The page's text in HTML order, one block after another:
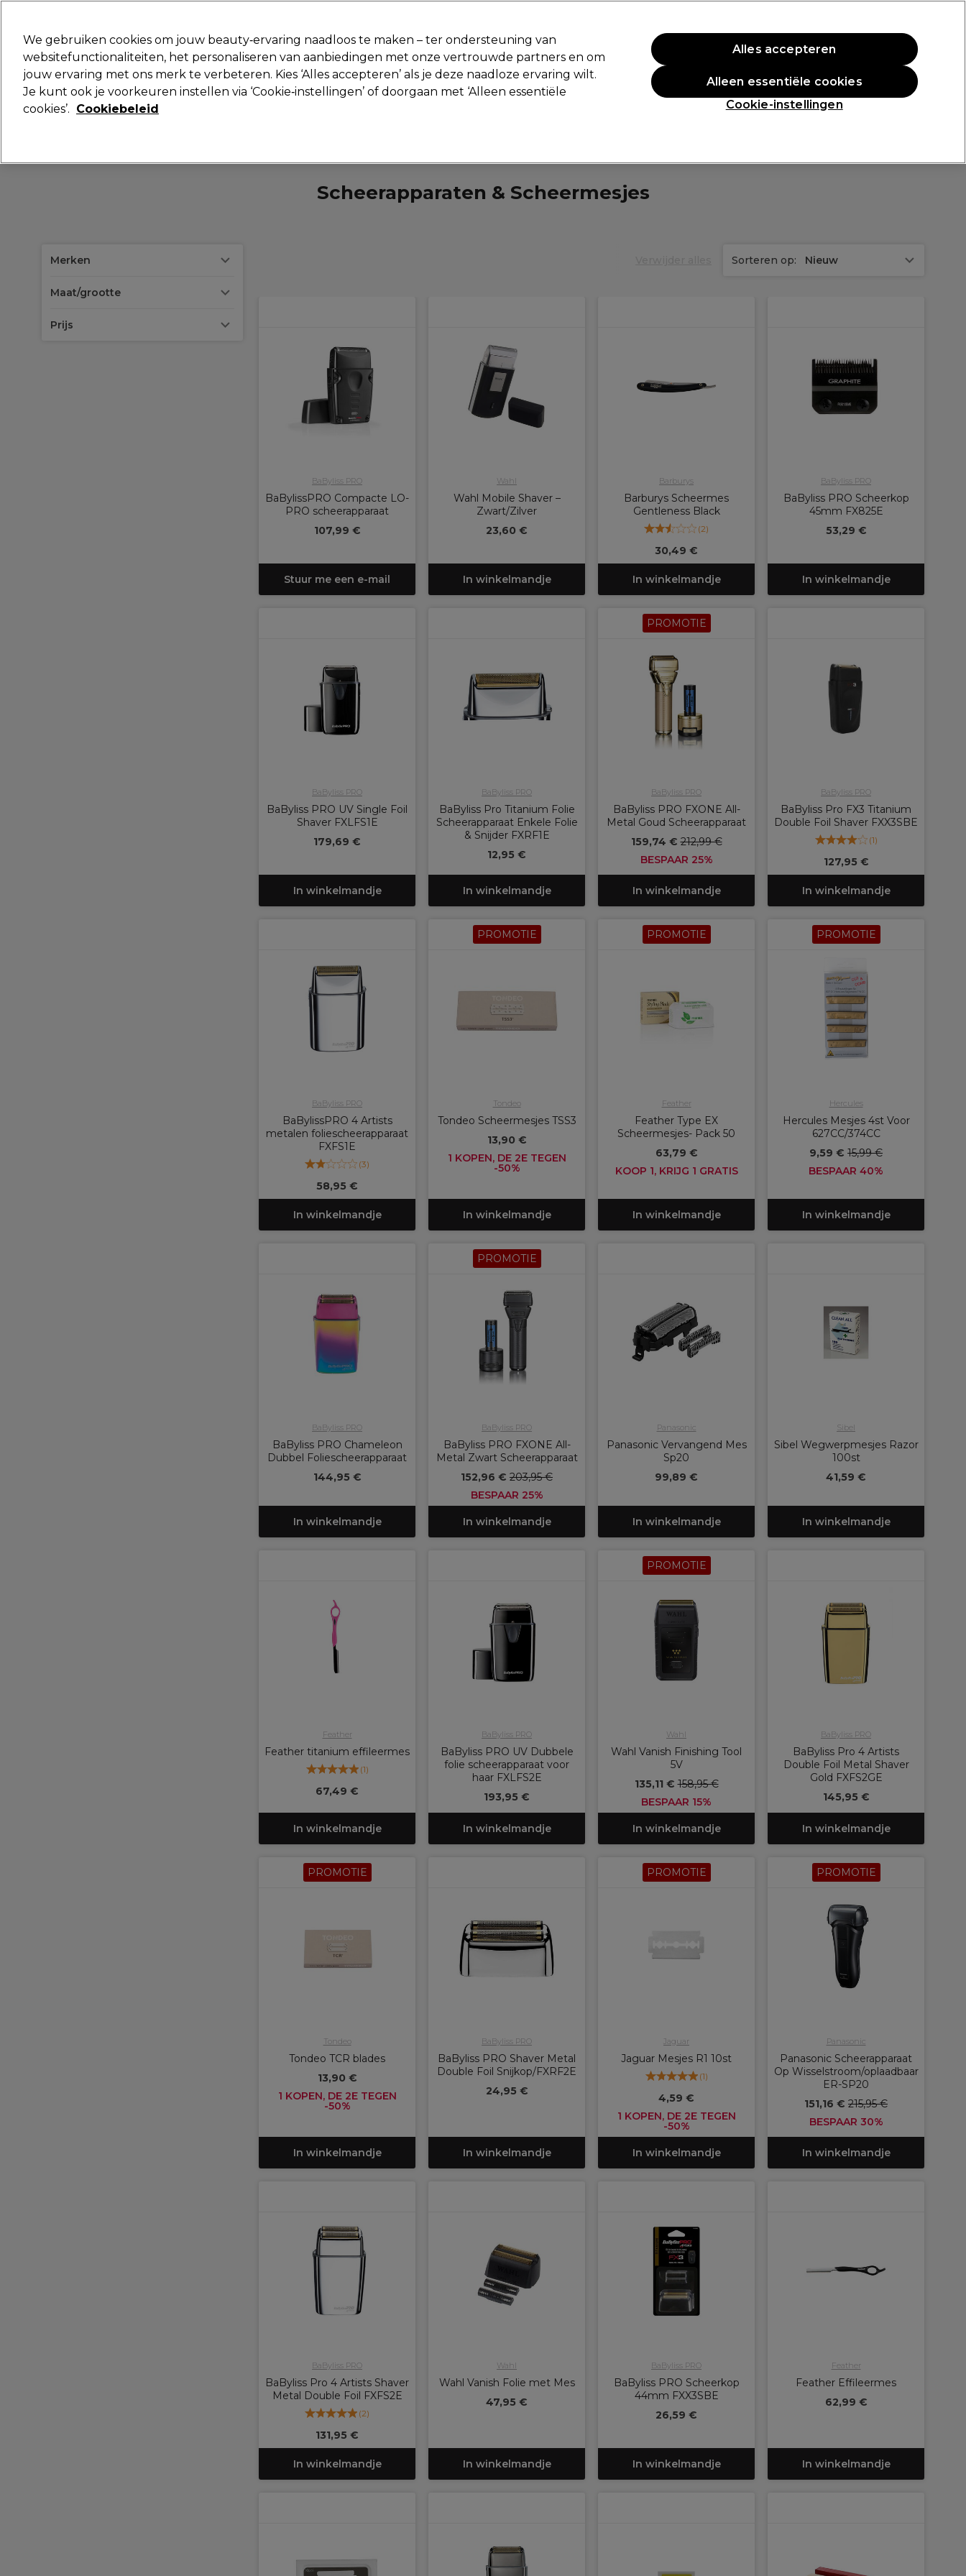
Aanmelden
Merken Deals 🌟 Haar Elektra Beauty Salon interieur Mannen Vegan Inspiratie Professionele Awards
Scheerapparaten & Scheermesjes
Merken
Maat/grootte
Prijs
Sorteren op: Nieuw
BaByliss PRO
BaBylissPRO Compacte LO-
PRO scheerapparaat
107,99 €
Stuur me een e-mail
Wahl
Wahl Mobile Shaver –
Zwart/Zilver
23,60 €
In winkelmandje
Barburys
Barburys Scheermes
Gentleness Black
(2)
30,49 €
In winkelmandje
BaByliss PRO
BaByliss PRO Scheerkop
45mm FX825E
53,29 €
In winkelmandje
BaByliss PRO
BaByliss PRO UV Single Foil
Shaver FXLFS1E
179,69 €
In winkelmandje
BaByliss PRO
BaByliss Pro Titanium Folie
Scheerapparaat Enkele Folie
& Snijder FXRF1E
12,95 €
In winkelmandje
PROMOTIE
BaByliss PRO
BaByliss PRO FXONE All-
Metal Goud Scheerapparaat
159,74 €212,99 €
BESPAAR 25%
In winkelmandje
BaByliss PRO
BaByliss Pro FX3 Titanium
Double Foil Shaver FXX3SBE
(1)
127,95 €
In winkelmandje
BaByliss PRO
BaBylissPRO 4 Artists
metalen foliescheerapparaat
FXFS1E
(3)
58,95 €
In winkelmandje
PROMOTIE
Tondeo
Tondeo Scheermesjes TSS3
13,90 €
1 KOPEN, DE 2E TEGEN
-50%
In winkelmandje
PROMOTIE
Feather
Feather Type EX
Scheermesjes- Pack 50
63,79 €
KOOP 1, KRIJG 1 GRATIS
In winkelmandje
PROMOTIE
Hercules
Hercules Mesjes 4st Voor
627CC/374CC
9,59 € 15,99 €
BESPAAR 40%
In winkelmandje
BaByliss PRO
BaByliss PRO Chameleon
Dubbel Foliescheerapparaat
144,95 €
In winkelmandje
PROMOTIE
BaByliss PRO
BaByliss PRO FXONE All-
Metal Zwart Scheerapparaat
152,96 € 203,95 €
BESPAAR 25%
In winkelmandje
Panasonic
Panasonic Vervangend Mes
Sp20
99,89 €
In winkelmandje
Sibel
Sibel Wegwerpmesjes Razor
100st
41,59 €
In winkelmandje
Feather
Feather titanium effileermes
(1)
67,49 €
In winkelmandje
BaByliss PRO
BaByliss PRO UV Dubbele
folie scheerapparaat voor
haar FXLFS2E
193,95 €
In winkelmandje
PROMOTIE
Wahl
Wahl Vanish Finishing Tool
5V
135,11 €158,95 €
BESPAAR 15%
In winkelmandje
BaByliss PRO
BaByliss Pro 4 Artists
Double Foil Metal Shaver
Gold FXFS2GE
145,95 €
In winkelmandje
PROMOTIE
Tondeo
Tondeo TCR blades
13,90 €
1 KOPEN, DE 2E TEGEN
-50%
In winkelmandje
BaByliss PRO
BaByliss PRO Shaver Metal
Double Foil Snijkop/FXRF2E
24,95 €
In winkelmandje
PROMOTIE
Jaguar
Jaguar Mesjes R1 10st
(1)
4,59 €
1 KOPEN, DE 2E TEGEN
-50%
In winkelmandje
PROMOTIE
Panasonic
Panasonic Scheerapparaat
Op Wisselstroom/oplaadbaar
ER-SP20
151,16 € 215,95 €
BESPAAR 30%
In winkelmandje
BaByliss PRO
BaByliss Pro 4 Artists Shaver
Metal Double Foil FXFS2E
(2)
131,95 €
In winkelmandje
Wahl
Wahl Vanish Folie met Mes
47,95 €
In winkelmandje
BaByliss PRO
BaByliss PRO Scheerkop
44mm FXX3SBE
26,59 €
In winkelmandje
Feather
Feather Effileermes
62,99 €
In winkelmandje
We gebruiken cookies om jouw beauty‑ervaring naadloos te maken – ter ondersteuning van
websitefunctionaliteiten, het personaliseren van aanbiedingen met onze vertrouwde partners en om
jouw ervaring met ons merk te verbeteren. Kies ‘Alles accepteren’ als je deze naadloze ervaring wilt.
Je kunt ook je voorkeuren instellen via ‘Cookie‑instellingen’ of doorgaan met ‘Alleen essentiële
cookies’. Cookiebeleid Cookie-instellingen
Alleen essentiële cookies
Alles accepteren